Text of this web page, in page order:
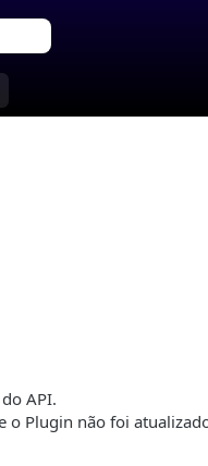
API.
Plugin não foi